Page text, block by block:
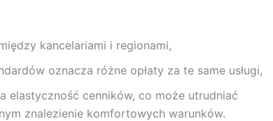
kancelariami i regionami,
oznacza różne opłaty za te same usługi,
elastyczność cenników, co może utrudniać
znalezienie komfortowych warunków.